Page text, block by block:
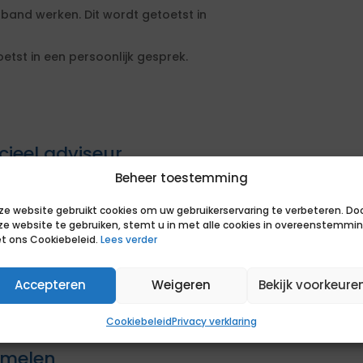
Beheer toestemming
website gebruikt cookies om uw gebruikerservaring te verbeteren.
website te gebruiken, stemt u in met alle cookies in
ons Cookiebeleid. Lees verder
Accepteren Weigeren Bekijk
CookiebeleidPrivacy verklaring
werken. Dit wordt getoetst in
in een persoonlijk gesprek.
adviseur
met jouw aanvraag aan de slag.
bij de opdracht
onze opdrachtgever
voor een scherp beeld
passende samenwerking. Je hoort
we samen het offertetraject op